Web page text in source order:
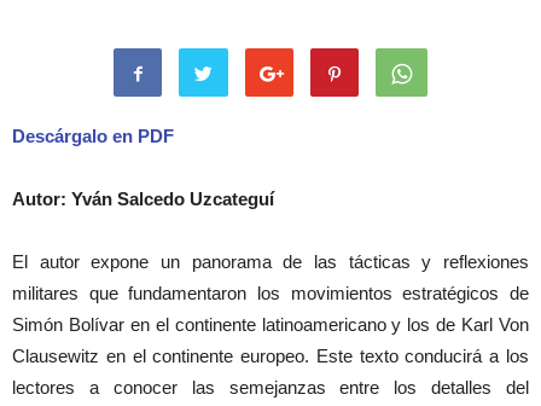
Descárgalo en PDF
Autor: Yván Salcedo Uzcateguí
El autor expone un panorama de las tácticas y reflexiones
militares que fundamentaron los movimientos estratégicos de
Simón Bolívar en el continente latinoamericano y los de Karl Von
Clausewitz en el continente europeo. Este texto conducirá a los
lectores a conocer las semejanzas entre los detalles del